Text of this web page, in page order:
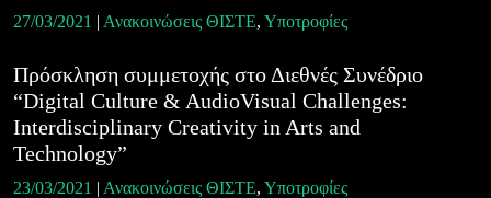
27/03/2021 | Ανακοινώσεις ΘΙΣΤΕ, Υποτροφίες
Πρόσκληση συμμετοχής στο Διεθνές Συνέδριο
“Digital Culture & AudioVisual Challenges:
Interdisciplinary Creativity in Arts and
Technology”
23/03/2021 | Ανακοινώσεις ΘΙΣΤΕ, Υποτροφίες